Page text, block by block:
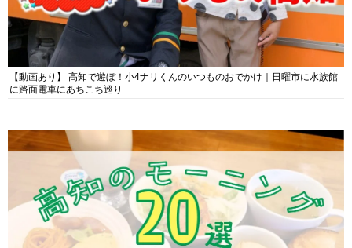
【動画あり】 高知で遊ぼ！小4ナリくんのいつものおでかけ｜日曜市に水族館
に路面電車にあちこち巡り